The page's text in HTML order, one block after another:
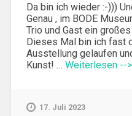
Da bin ich wieder :-)))
Genau , im BODE
Trio und Gast ein
Dieses Mal bin ich fast
Ausstellung gelaufen
Kunst! … Weiterlesen -->
17. Juli 2023